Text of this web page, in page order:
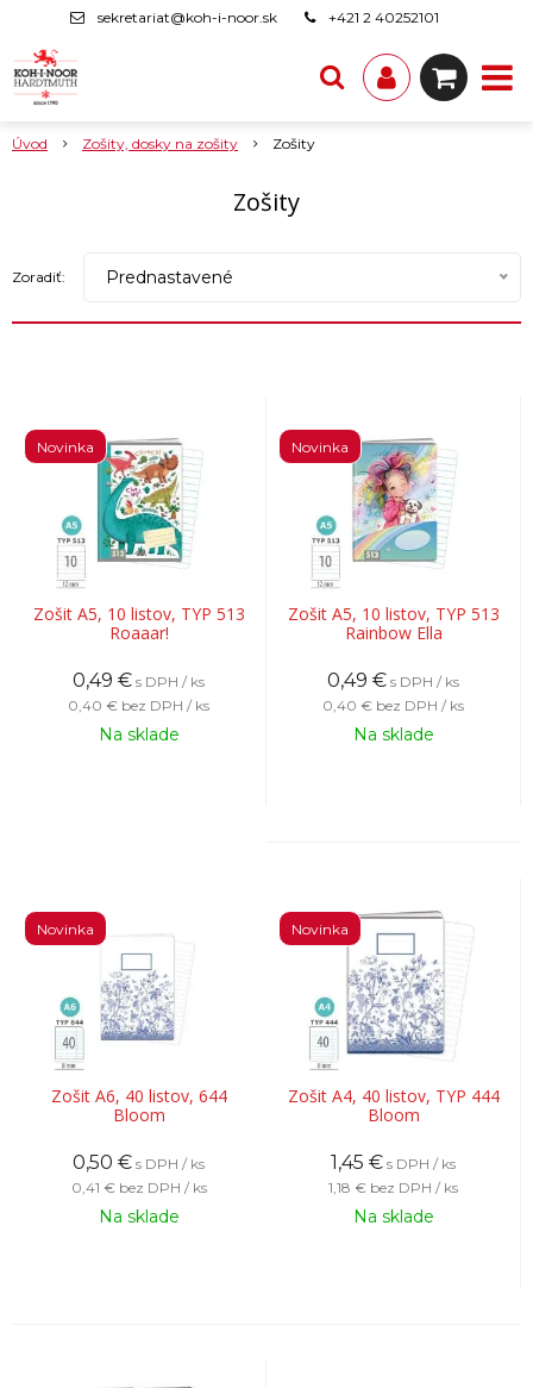
sekretariat@koh-i-noor.sk +421 2 40252101
Úvod Zošity, dosky na zošity Zošity
Zošity
Zoradiť: Prednastavené
Zošit A5, 10 listov, TYP 513
Roaaar!
Novinka
0,49 € s DPH / ks
0,40 € bez DPH / ks
Na sklade
Zošit A5, 10 listov, TYP 513
Rainbow Ella
Novinka
0,49 € s DPH / ks
0,40 € bez DPH / ks
Na sklade
Zošit A6, 40 listov, 644
Bloom
Novinka
0,50 € s DPH / ks
0,41 € bez DPH / ks
Na sklade
Zošit A4, 40 listov, TYP 444
Bloom
Novinka
1,45 € s DPH / ks
1,18 € bez DPH / ks
Na sklade